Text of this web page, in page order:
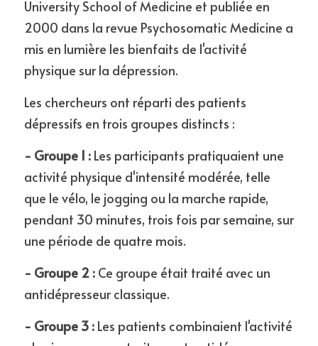
University School of Medicine et publiée en
2000 dans la revue Psychosomatic Medicine a
mis en lumière les bienfaits de l'activité
physique sur la dépression.
Les chercheurs ont réparti des patients
dépressifs en trois groupes distincts :
- Groupe 1 : Les participants pratiquaient une
activité physique d'intensité modérée, telle
que le vélo, le jogging ou la marche rapide,
pendant 30 minutes, trois fois par semaine, sur
une période de quatre mois.
- Groupe 2 : Ce groupe était traité avec un
antidépresseur classique.
- Groupe 3 : Les patients combinaient l'activité